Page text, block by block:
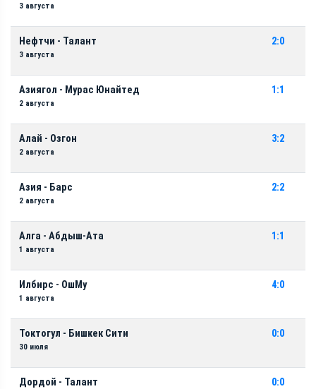
3 августа
Нефтчи - Талант
3 августа
2:0
Азиягол - Мурас Юнайтед
2 августа
1:1
Алай - Озгон
2 августа
3:2
Азия - Барс
2 августа
2:2
Алга - Абдыш-Ата
1 августа
1:1
Илбирс - ОшМу
1 августа
4:0
Токтогул - Бишкек Сити
30 июля
0:0
Дордой - Талант 0:0